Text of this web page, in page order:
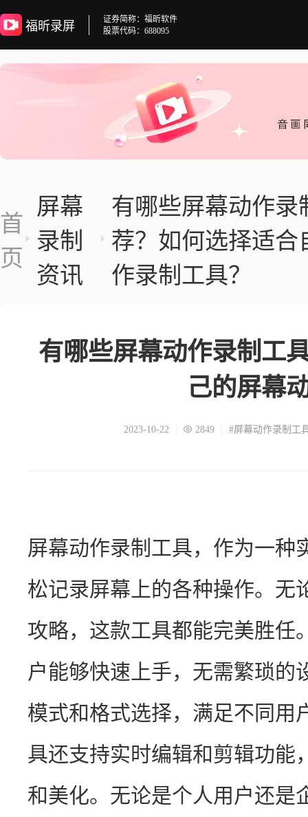
福昕录屏
证券简称：福昕软件
股票代码：688095
首
页
屏幕
录制
资讯
有哪些屏幕动作录
荐？如何选择适合
作录制工具？
有哪些屏幕动作录制工
己的屏幕
2023-10-22 2849 #屏幕动作录制工
屏幕动作录制工具，作为一种
松记录屏幕上的各种操作。无
攻略，这款工具都能完美胜任
户能够快速上手，无需繁琐的
模式和格式选择，满足不同用
具还支持实时编辑和剪辑功能
和美化。无论是个人用户还是